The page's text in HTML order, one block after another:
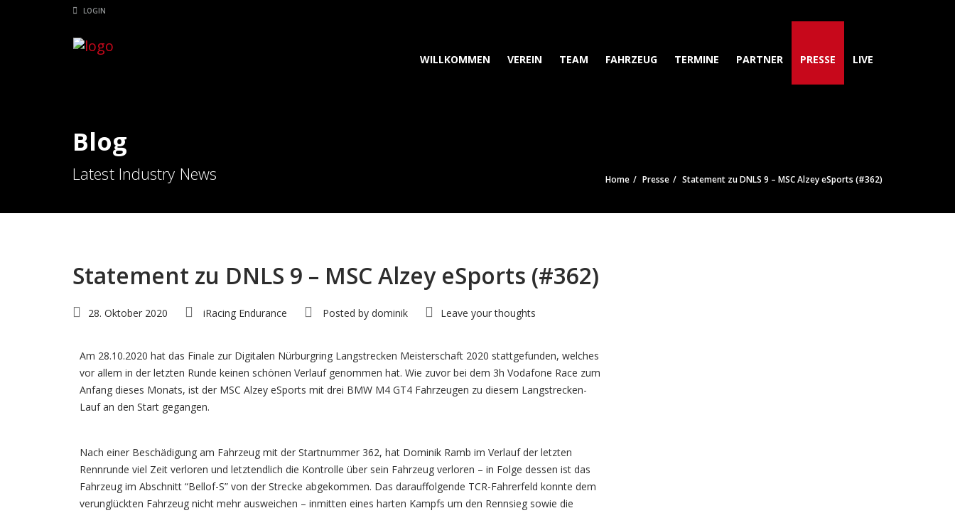
LOGIN
WILLKOMMEN VEREIN TEAM FAHRZEUG TERMINE PARTNER PRESSE LIVE
Blog
Latest Industry News Home Presse Statement zu DNLS 9 – MSC Alzey eSports (#362)
Statement zu DNLS 9 – MSC Alzey eSports (#362)
28. Oktober 2020 iRacing Endurance Posted by dominik Leave your thoughts
Am 28.10.2020 hat das Finale zur Digitalen Nürburgring Langstrecken Meisterschaft 2020 stattgefunden, welches
vor allem in der letzten Runde keinen schönen Verlauf genommen hat. Wie zuvor bei dem 3h Vodafone Race zum
Anfang dieses Monats, ist der MSC Alzey eSports mit drei BMW M4 GT4 Fahrzeugen zu diesem Langstrecken-
Lauf an den Start gegangen.
Nach einer Beschädigung am Fahrzeug mit der Startnummer 362, hat Dominik Ramb im Verlauf der letzten
Rennrunde viel Zeit verloren und letztendlich die Kontrolle über sein Fahrzeug verloren – in Folge dessen ist das
Fahrzeug im Abschnitt “Bellof-S” von der Strecke abgekommen. Das darauffolgende TCR-Fahrerfeld konnte dem
verunglückten Fahrzeug nicht mehr ausweichen – inmitten eines harten Kampfs um den Rennsieg sowie die